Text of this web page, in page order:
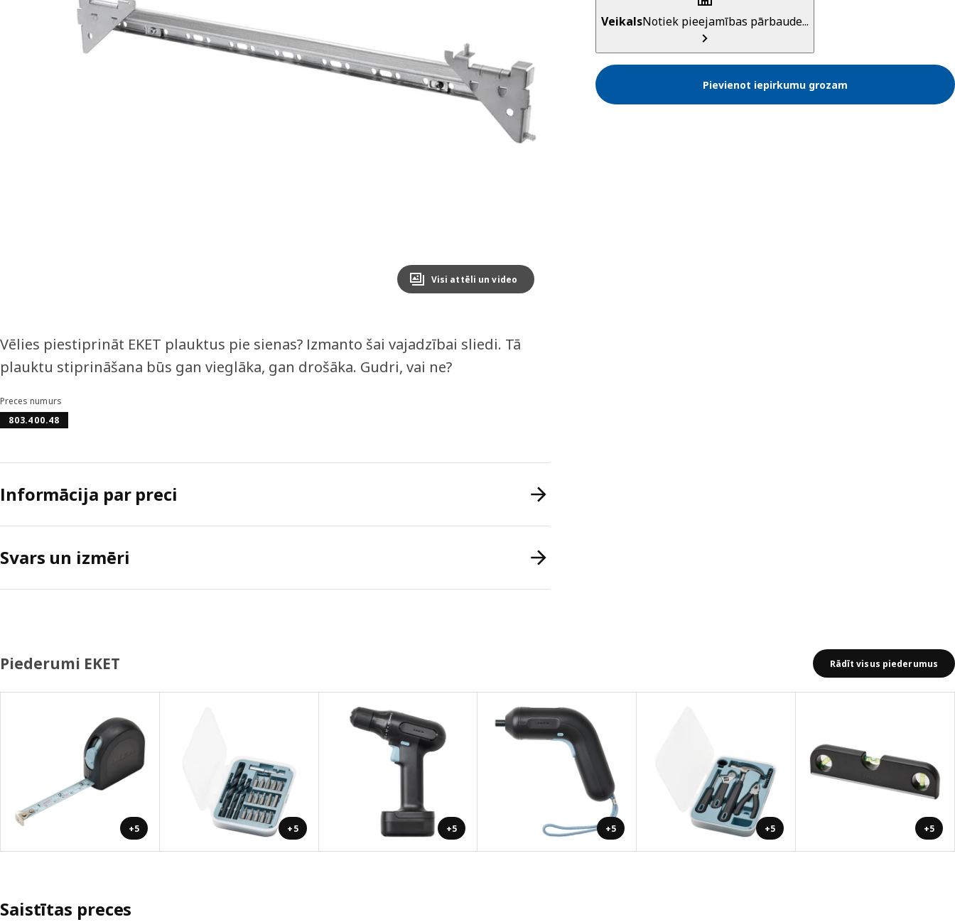
Visi attēli un video
VeikalsNotiek pieejamības pārbaude...
Pievienot iepirkumu grozam
Vēlies piestiprināt EKET plauktus pie sienas? Izmanto šai vajadzībai sliedi. Tā
plauktu stiprināšana būs gan vieglāka, gan drošāka. Gudri, vai ne?
Preces numurs
803.400.48
Informācija par preci
Svars un izmēri
Piederumi EKET Rādīt visus piederumus
+5 +5 +5 +5 +5 +5
Saistītas preces